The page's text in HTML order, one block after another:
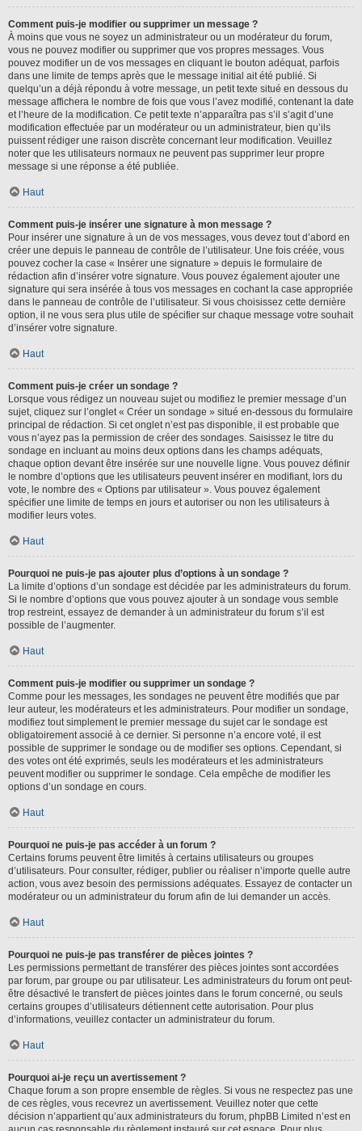
Comment puis-je modifier ou supprimer un message ?
À moins que vous ne soyez un administrateur ou un modérateur du forum,
vous ne pouvez modifier ou supprimer que vos propres messages. Vous
pouvez modifier un de vos messages en cliquant le bouton adéquat, parfois
dans une limite de temps après que le message initial ait été publié. Si
quelqu’un a déjà répondu à votre message, un petit texte situé en dessous du
message affichera le nombre de fois que vous l’avez modifié, contenant la date
et l’heure de la modification. Ce petit texte n’apparaîtra pas s’il s’agit d’une
modification effectuée par un modérateur ou un administrateur, bien qu’ils
puissent rédiger une raison discrète concernant leur modification. Veuillez
noter que les utilisateurs normaux ne peuvent pas supprimer leur propre
message si une réponse a été publiée.
Haut
Comment puis-je insérer une signature à mon message ?
Pour insérer une signature à un de vos messages, vous devez tout d’abord en
créer une depuis le panneau de contrôle de l’utilisateur. Une fois créée, vous
pouvez cocher la case « Insérer une signature » depuis le formulaire de
rédaction afin d’insérer votre signature. Vous pouvez également ajouter une
signature qui sera insérée à tous vos messages en cochant la case appropriée
dans le panneau de contrôle de l’utilisateur. Si vous choisissez cette dernière
option, il ne vous sera plus utile de spécifier sur chaque message votre souhait
d’insérer votre signature.
Haut
Comment puis-je créer un sondage ?
Lorsque vous rédigez un nouveau sujet ou modifiez le premier message d’un
sujet, cliquez sur l’onglet « Créer un sondage » situé en-dessous du formulaire
principal de rédaction. Si cet onglet n’est pas disponible, il est probable que
vous n’ayez pas la permission de créer des sondages. Saisissez le titre du
sondage en incluant au moins deux options dans les champs adéquats,
chaque option devant être insérée sur une nouvelle ligne. Vous pouvez définir
le nombre d’options que les utilisateurs peuvent insérer en modifiant, lors du
vote, le nombre des « Options par utilisateur ». Vous pouvez également
spécifier une limite de temps en jours et autoriser ou non les utilisateurs à
modifier leurs votes.
Haut
Pourquoi ne puis-je pas ajouter plus d’options à un sondage ?
La limite d’options d’un sondage est décidée par les administrateurs du forum.
Si le nombre d’options que vous pouvez ajouter à un sondage vous semble
trop restreint, essayez de demander à un administrateur du forum s’il est
possible de l’augmenter.
Haut
Comment puis-je modifier ou supprimer un sondage ?
Comme pour les messages, les sondages ne peuvent être modifiés que par
leur auteur, les modérateurs et les administrateurs. Pour modifier un sondage,
modifiez tout simplement le premier message du sujet car le sondage est
obligatoirement associé à ce dernier. Si personne n’a encore voté, il est
possible de supprimer le sondage ou de modifier ses options. Cependant, si
des votes ont été exprimés, seuls les modérateurs et les administrateurs
peuvent modifier ou supprimer le sondage. Cela empêche de modifier les
options d’un sondage en cours.
Haut
Pourquoi ne puis-je pas accéder à un forum ?
Certains forums peuvent être limités à certains utilisateurs ou groupes
d’utilisateurs. Pour consulter, rédiger, publier ou réaliser n’importe quelle autre
action, vous avez besoin des permissions adéquates. Essayez de contacter un
modérateur ou un administrateur du forum afin de lui demander un accès.
Haut
Pourquoi ne puis-je pas transférer de pièces jointes ?
Les permissions permettant de transférer des pièces jointes sont accordées
par forum, par groupe ou par utilisateur. Les administrateurs du forum ont peut-
être désactivé le transfert de pièces jointes dans le forum concerné, ou seuls
certains groupes d’utilisateurs détiennent cette autorisation. Pour plus
d’informations, veuillez contacter un administrateur du forum.
Haut
Pourquoi ai-je reçu un avertissement ?
Chaque forum a son propre ensemble de règles. Si vous ne respectez pas une
de ces règles, vous recevrez un avertissement. Veuillez noter que cette
décision n’appartient qu’aux administrateurs du forum, phpBB Limited n’est en